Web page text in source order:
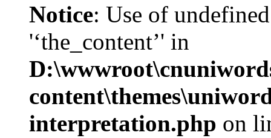
Notice: Use of
'‘the_content’' in
interpretation.php on